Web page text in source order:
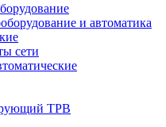
и автоматика
сети
ТРВ